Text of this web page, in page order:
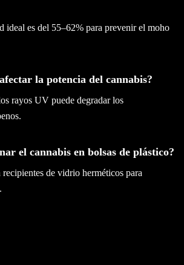
ideal es del 55–62% para prevenir el moho
la potencia del cannabis?
rayos UV puede degradar los
el cannabis en bolsas de plástico?
de vidrio herméticos para